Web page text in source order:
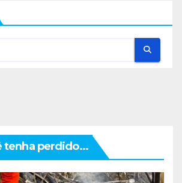
tenha perdido...